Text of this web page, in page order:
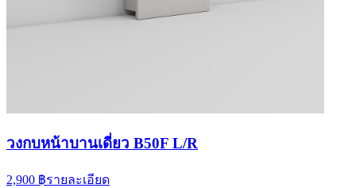
วงกบหน้าบานเดี่ยว B50F L/R
2,900 ฿รายละเอียด